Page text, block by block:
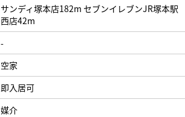
サンディ塚本店182m セブンイレブンJR塚本駅
西店42m
-
空家
即入居可
媒介